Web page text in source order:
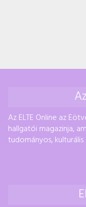
Az ELTE Online az
hallgatói magazinja,
tudományos,